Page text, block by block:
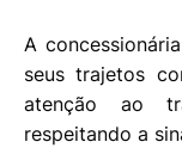
A
seus trajetos
atenção ao
respeitando a